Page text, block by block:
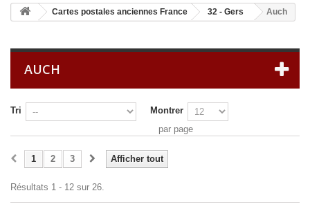
Cartes postales anciennes France 32 - Gers Auch
AUCH
Tri
Montrer
par page
Afficher tout
1 2 3
Résultats 1 - 12 sur 26.